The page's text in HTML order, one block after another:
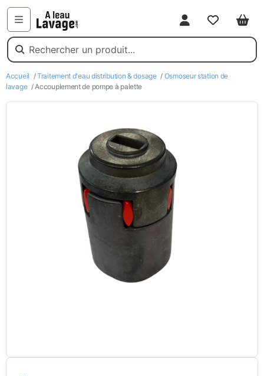
Menu
Mon compte
Favoris
Accueil /Traitement d'eau distribution & dosage / Osmoseur station de
lavage / Accouplement de pompe à palette